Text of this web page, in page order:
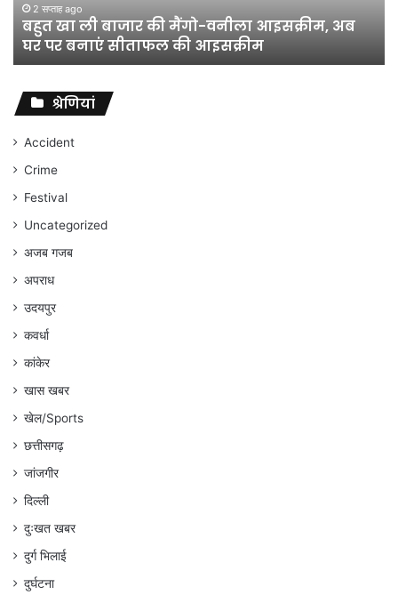
शिक्षा
विभाग
विवादों
संघर्ष
जारी
रहेगा
अंकित
गौरहा
जून 11, 2026
जिला शिक्षा अधिकारी का तबादला हुआ, लेकिन शिक्षा
विभाग के विवादों पर संघर्ष जारी रहेगा : अंकित गौरहा
श्रेणियां
Accident
Crime
Festival
Uncategorized
अजब गजब
अपराध
उदयपुर
कवर्धा
कांकेर
खास खबर
खेल/Sports
छत्तीसगढ़
जांजगीर
दिल्ली
दुःखत खबर
दुर्ग भिलाई
दुर्घटना